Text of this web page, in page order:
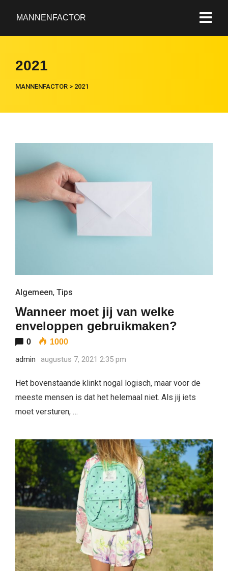
MANNENFACTOR
2021
MANNENFACTOR > 2021
Algemeen, Tips
Wanneer moet jij van welke
enveloppen gebruikmaken?
0 1000
admin augustus 7, 2021 2:35 pm
Het bovenstaande klinkt nogal logisch, maar voor de
meeste mensen is dat het helemaal niet. Als jij iets
moet versturen, …